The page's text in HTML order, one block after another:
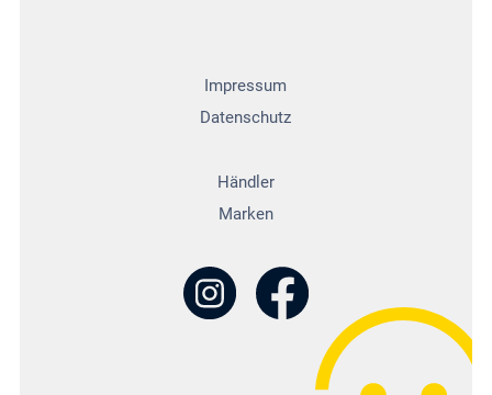
Impressum
Datenschutz
Händler
Marken